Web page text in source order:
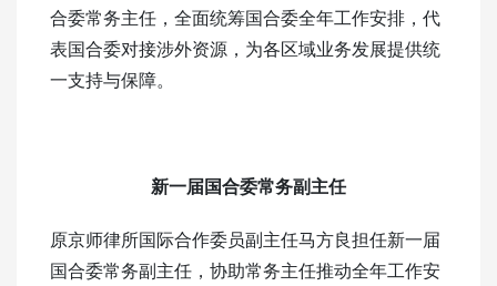
合委常务主任，全面统筹国合委全年工作安排，代
表国合委对接涉外资源，为各区域业务发展提供统
一支持与保障。
新一届国合委常务副主任
原京师律所国际合作委员副主任马方良担任新一届
国合委常务副主任，协助常务主任推动全年工作安